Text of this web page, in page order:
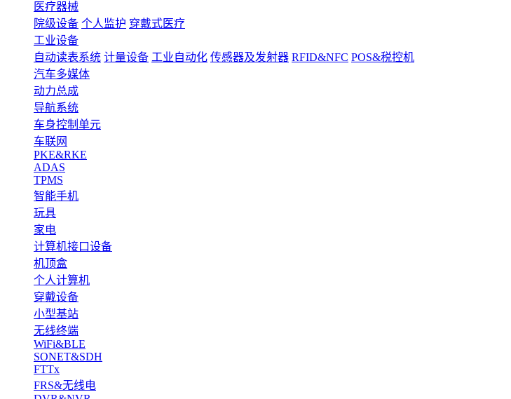
医疗器械
院级设备 个人监护 穿戴式医疗
工业设备
自动读表系统 计量设备 工业自动化 传感器及发射器 RFID&NFC POS&税控机
汽车多媒体
动力总成
导航系统
车身控制单元
车联网
PKE&RKE
ADAS
TPMS
智能手机
玩具
家电
计算机接口设备
机顶盒
个人计算机
穿戴设备
小型基站
无线终端
WiFi&BLE
SONET&SDH
FTTx
FRS&无线电